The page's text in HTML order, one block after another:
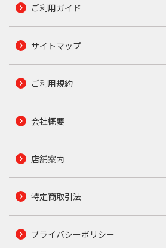
ご利用ガイド
サイトマップ
ご利用規約
会社概要
店舗案内
特定商取引法
プライバシーポリシー